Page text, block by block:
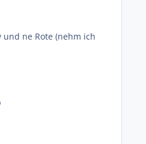
und ne Rote (nehm ich